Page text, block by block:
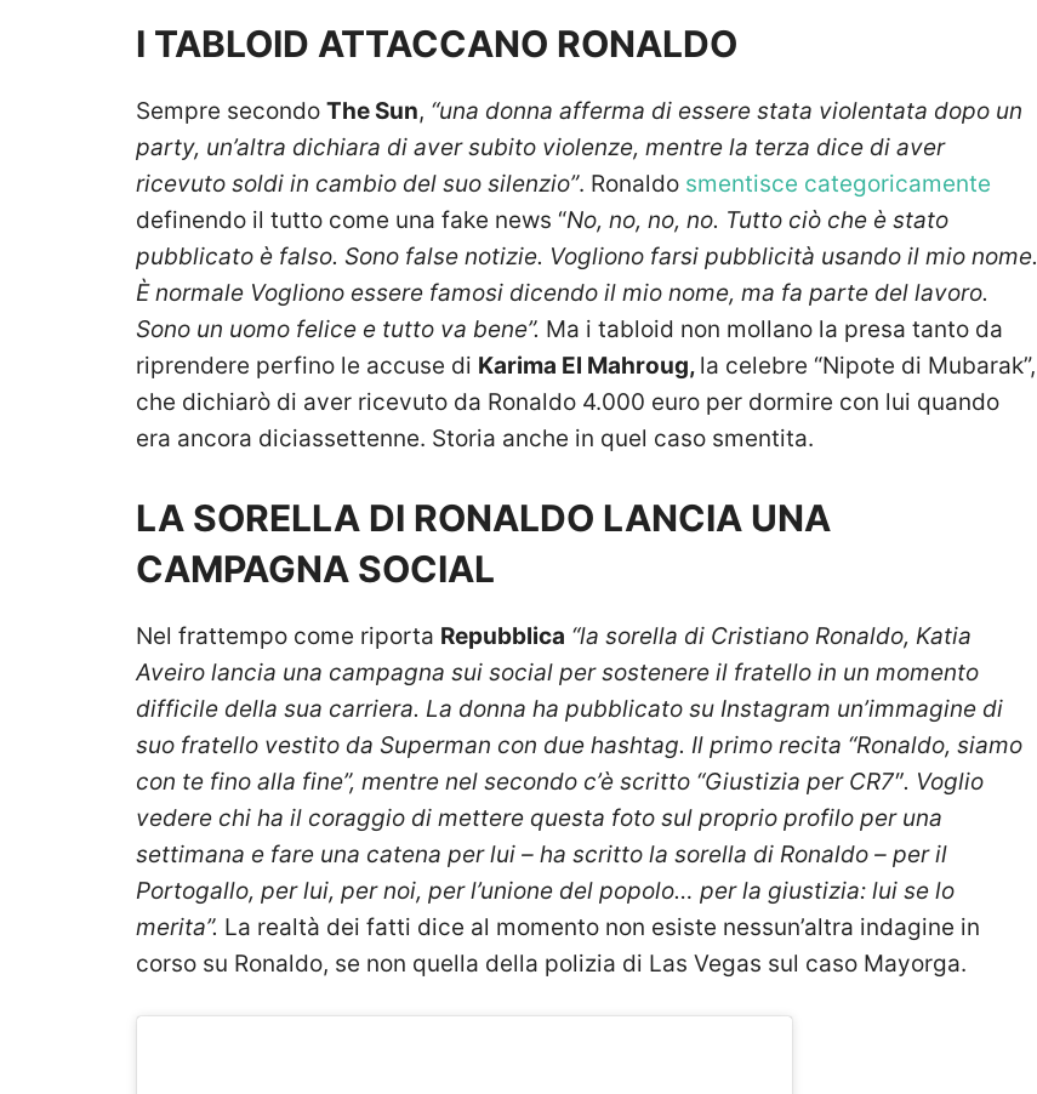
I TABLOID ATTACCANO RONALDO
Sempre secondo The Sun, “una donna afferma di essere stata violentata dopo un
party, un’altra dichiara di aver subito violenze, mentre la terza dice di aver
ricevuto soldi in cambio del suo silenzio”. Ronaldo smentisce categoricamente
definendo il tutto come una fake news “No, no, no, no. Tutto ciò che è stato
pubblicato è falso. Sono false notizie. Vogliono farsi pubblicità usando il mio nome.
È normale Vogliono essere famosi dicendo il mio nome, ma fa parte del lavoro.
Sono un uomo felice e tutto va bene”. Ma i tabloid non mollano la presa tanto da
riprendere perfino le accuse di Karima El Mahroug, la celebre “Nipote di Mubarak”,
che dichiarò di aver ricevuto da Ronaldo 4.000 euro per dormire con lui quando
era ancora diciassettenne. Storia anche in quel caso smentita.
LA SORELLA DI RONALDO LANCIA UNA
CAMPAGNA SOCIAL
Nel frattempo come riporta Repubblica “la sorella di Cristiano Ronaldo, Katia
Aveiro lancia una campagna sui social per sostenere il fratello in un momento
difficile della sua carriera. La donna ha pubblicato su Instagram un’immagine di
suo fratello vestito da Superman con due hashtag. Il primo recita “Ronaldo, siamo
con te fino alla fine”, mentre nel secondo c’è scritto “Giustizia per CR7″. Voglio
vedere chi ha il coraggio di mettere questa foto sul proprio profilo per una
settimana e fare una catena per lui – ha scritto la sorella di Ronaldo – per il
Portogallo, per lui, per noi, per l’unione del popolo… per la giustizia: lui se lo
merita”. La realtà dei fatti dice al momento non esiste nessun’altra indagine in
corso su Ronaldo, se non quella della polizia di Las Vegas sul caso Mayorga.